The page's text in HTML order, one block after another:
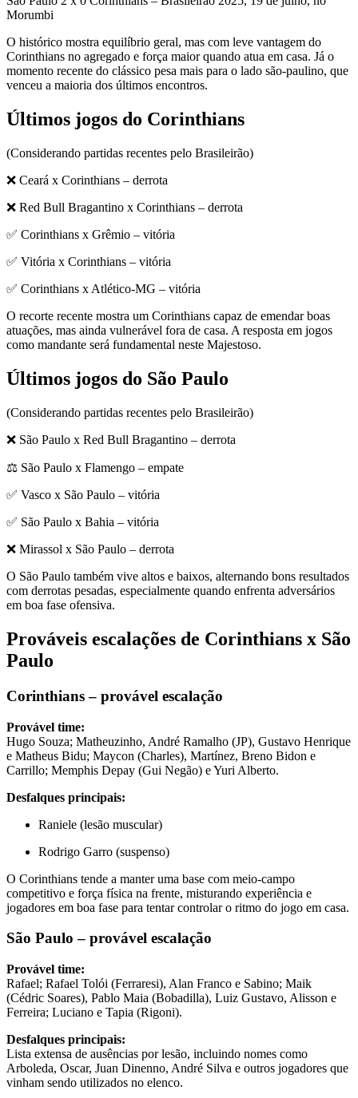
Morumbi
O histórico mostra equilíbrio geral, mas com leve vantagem do
Corinthians no agregado e força maior quando atua em casa. Já o
momento recente do clássico pesa mais para o lado são-paulino, que
venceu a maioria dos últimos encontros.
Últimos jogos do Corinthians
(Considerando partidas recentes pelo Brasileirão)
❌ Ceará x Corinthians – derrota
❌ Red Bull Bragantino x Corinthians – derrota
✅ Corinthians x Grêmio – vitória
✅ Vitória x Corinthians – vitória
✅ Corinthians x Atlético-MG – vitória
O recorte recente mostra um Corinthians capaz de emendar boas
atuações, mas ainda vulnerável fora de casa. A resposta em jogos
como mandante será fundamental neste Majestoso.
Últimos jogos do São Paulo
(Considerando partidas recentes pelo Brasileirão)
❌ São Paulo x Red Bull Bragantino – derrota
⚖️ São Paulo x Flamengo – empate
✅ Vasco x São Paulo – vitória
✅ São Paulo x Bahia – vitória
❌ Mirassol x São Paulo – derrota
O São Paulo também vive altos e baixos, alternando bons resultados
com derrotas pesadas, especialmente quando enfrenta adversários
em boa fase ofensiva.
Prováveis escalações de Corinthians x São
Paulo
Corinthians – provável escalação
Provável time:
Hugo Souza; Matheuzinho, André Ramalho (JP), Gustavo Henrique
e Matheus Bidu; Maycon (Charles), Martínez, Breno Bidon e
Carrillo; Memphis Depay (Gui Negão) e Yuri Alberto.
Desfalques principais:
Raniele (lesão muscular)
Rodrigo Garro (suspenso)
O Corinthians tende a manter uma base com meio-campo
competitivo e força física na frente, misturando experiência e
jogadores em boa fase para tentar controlar o ritmo do jogo em casa.
São Paulo – provável escalação
Provável time:
Rafael; Rafael Tolói (Ferraresi), Alan Franco e Sabino; Maik
(Cédric Soares), Pablo Maia (Bobadilla), Luiz Gustavo, Alisson e
Ferreira; Luciano e Tapia (Rigoni).
Desfalques principais:
Lista extensa de ausências por lesão, incluindo nomes como
Arboleda, Oscar, Juan Dinenno, André Silva e outros jogadores que
vinham sendo utilizados no elenco.